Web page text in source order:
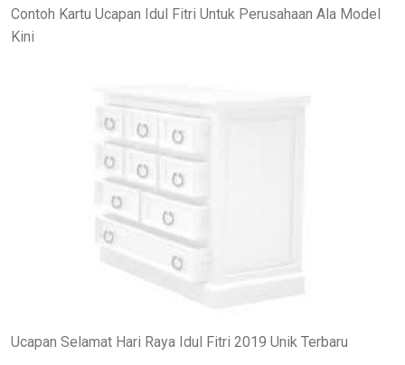
Contoh Kartu Ucapan Idul Fitri Untuk Perusahaan Ala Model
Kini
Ucapan Selamat Hari Raya Idul Fitri 2019 Unik Terbaru